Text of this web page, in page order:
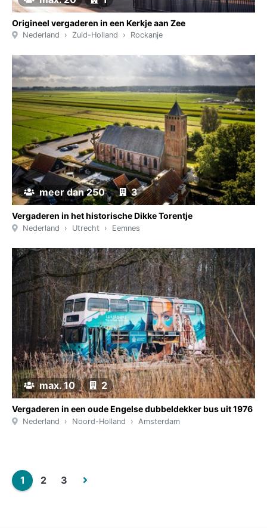
Origineel vergaderen in een Kerkje aan Zee
Nederland Zuid-Holland Rockanje
meer dan 250 3
Vergaderen in het historische Dikke Torentje
Nederland Utrecht Eemnes
max. 10 2
Vergaderen in een oude Engelse dubbeldekker bus uit 1976
Nederland Noord-Holland Amsterdam
1 2 3